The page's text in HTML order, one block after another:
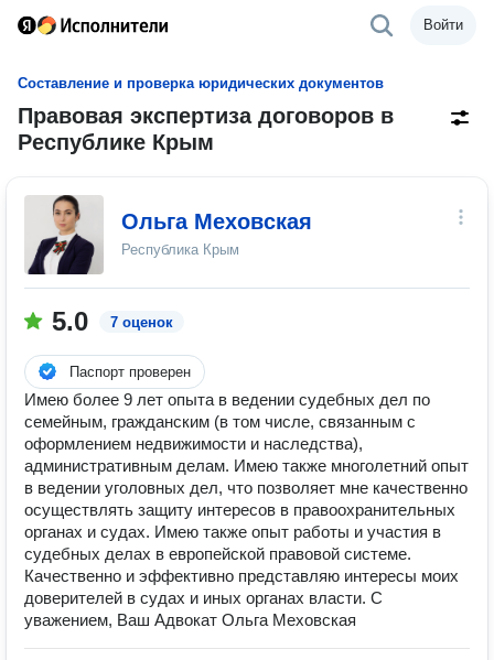
Войти
Составление и проверка юридических документов
Правовая экспертиза договоров в
Республике Крым
Ольга Меховская
Республика Крым
5.0 7 оценок
Паспорт проверен
Имею более 9 лет опыта в ведении судебных дел по
семейным, гражданским (в том числе, связанным с
оформлением недвижимости и наследства),
административным делам. Имею также многолетний опыт
в ведении уголовных дел, что позволяет мне качественно
осуществлять защиту интересов в правоохранительных
органах и судах. Имею также опыт работы и участия в
судебных делах в европейской правовой системе.
Качественно и эффективно представляю интересы моих
доверителей в судах и иных органах власти. С
уважением, Ваш Адвокат Ольга Меховская